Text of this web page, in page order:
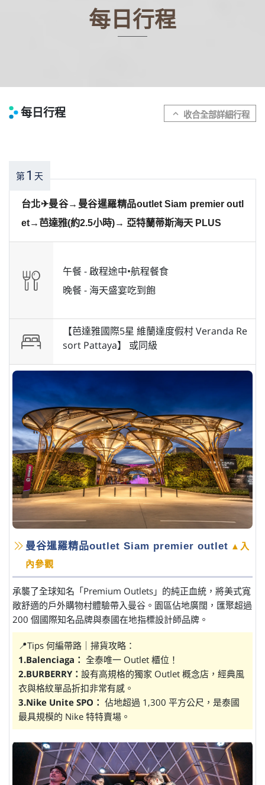
每日行程
每日行程 expand_more
第1 天
台北✈曼谷→曼谷暹羅精品outlet Siam premier outl
et→芭達雅(約2.5小時)→ 亞特蘭蒂斯海天 PLUS
午餐 -啟程途中•航程餐食
晚餐 - 海天盛宴吃到飽
【芭達雅國際5星 維蘭達度假村 Veranda Re
sort Pattaya】 或同級
曼谷暹羅精品outlet Siam premier outlet ▲入
內參觀
承襲了全球知名「Premium Outlets」的純正血統，將美式寬
敞舒適的戶外購物村體驗帶入曼谷。園區佔地廣闊，匯聚超過
200 個國際知名品牌與泰國在地指標設計師品牌。
📍Tips 何編帶路｜掃貨攻略：
1.Balenciaga： 全泰唯一 Outlet 櫃位！
2.BURBERRY： 設有高規格的獨家 Outlet 概念店，經典風
衣與格紋單品折扣非常有感。
3.Nike Unite SPO： 佔地超過 1,300 平方公尺，是泰國
最具規模的 Nike 特特賣場。